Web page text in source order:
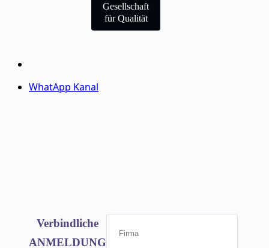
Gesellschaft
für Qualität
WhatApp Kanal
Verbindliche
ANMELDUNG